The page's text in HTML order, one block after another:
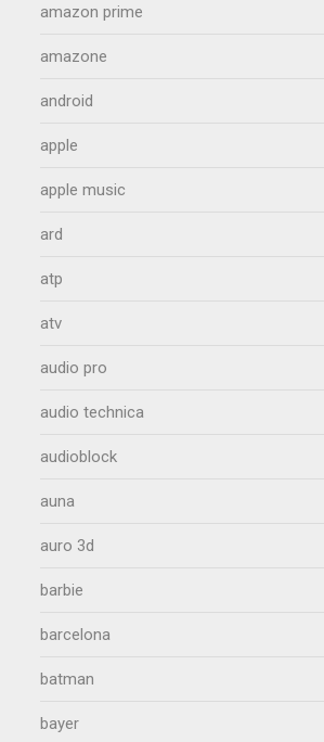
amazon prime
amazone
android
apple
apple music
ard
atp
atv
audio pro
audio technica
audioblock
auna
auro 3d
barbie
barcelona
batman
bayer